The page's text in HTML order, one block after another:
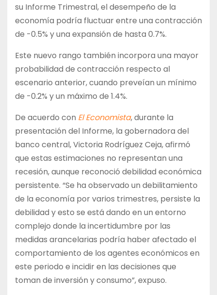
su Informe Trimestral, el desempeño de la
economía podría fluctuar entre una contracción
de -0.5% y una expansión de hasta 0.7%.
Este nuevo rango también incorpora una mayor
probabilidad de contracción respecto al
escenario anterior, cuando preveían un mínimo
de -0.2% y un máximo de 1.4%.
De acuerdo con El Economista, durante la
presentación del Informe, la gobernadora del
banco central, Victoria Rodríguez Ceja, afirmó
que estas estimaciones no representan una
recesión, aunque reconoció debilidad económica
persistente. “Se ha observado un debilitamiento
de la economía por varios trimestres, persiste la
debilidad y esto se está dando en un entorno
complejo donde la incertidumbre por las
medidas arancelarias podría haber afectado el
comportamiento de los agentes económicos en
este periodo e incidir en las decisiones que
toman de inversión y consumo”, expuso.